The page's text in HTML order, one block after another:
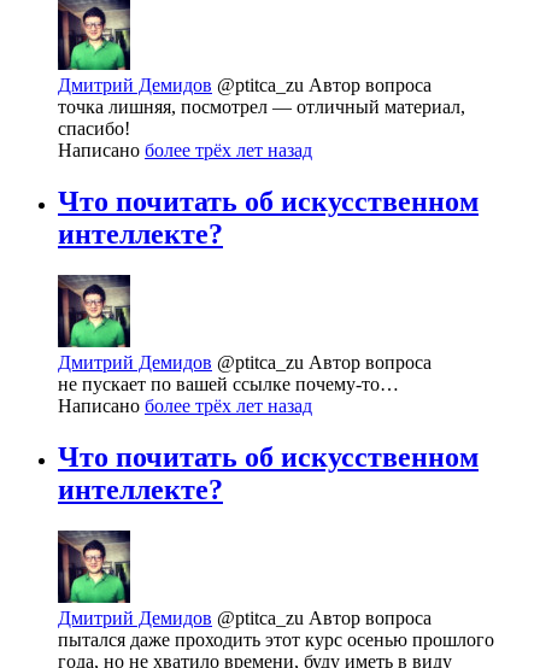
Дмитрий Демидов @ptitca_zu Автор вопроса
точка лишняя, посмотрел — отличный материал,
спасибо!
Написано более трёх лет назад
Что почитать об искусственном
интеллекте?
Дмитрий Демидов @ptitca_zu Автор вопроса
не пускает по вашей ссылке почему-то…
Написано более трёх лет назад
Что почитать об искусственном
интеллекте?
Дмитрий Демидов @ptitca_zu Автор вопроса
пытался даже проходить этот курс осенью прошлого
года, но не хватило времени, буду иметь в виду